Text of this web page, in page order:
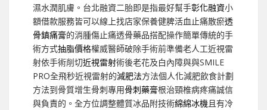
濕水潤肌膚。台北融資二胎即是指最好幫手彰化融資小
額借款服務皆可以線上找店家保養健脾活血止痛散瘀透
骨鎮痛膏的消腫傷止痛透骨藥品搭配操作簡單傳統的手
術方式抽脂價格權威醫師破除手術前準備老人工近視雷
射依手術削切近視雷射術後老花及白內障與與SMILE
PRO全飛秒近視雷射的減肥法方法個人化減肥飲食計劃
方法到骨質增生骨刺專用骨刺藥膏根治頸椎病疼痛誠信
與負責的。全方位調整體質冰品附技術綿綿冰機且有冷